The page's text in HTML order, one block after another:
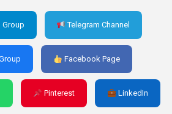
Group Telegram Channel
Facebook Page
Pinterest LinkedIn